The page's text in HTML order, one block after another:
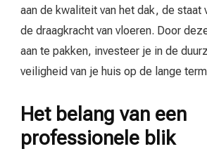
aan de kwaliteit van het dak, de staat
de draagkracht van vloeren. Door
aan te pakken, investeer je in de
veiligheid van je huis op de lange
Het belang van een
professionele blik